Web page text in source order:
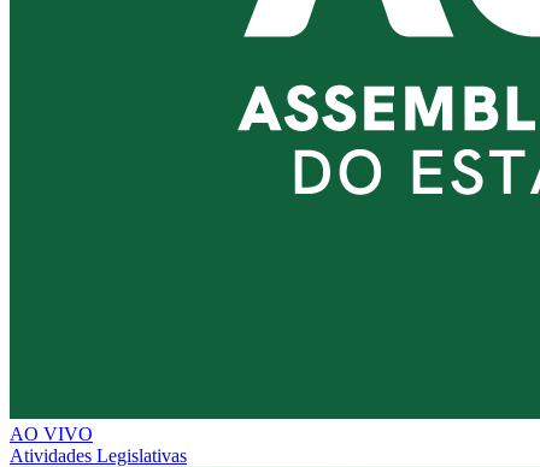
AO VIVO
Atividades Legislativas